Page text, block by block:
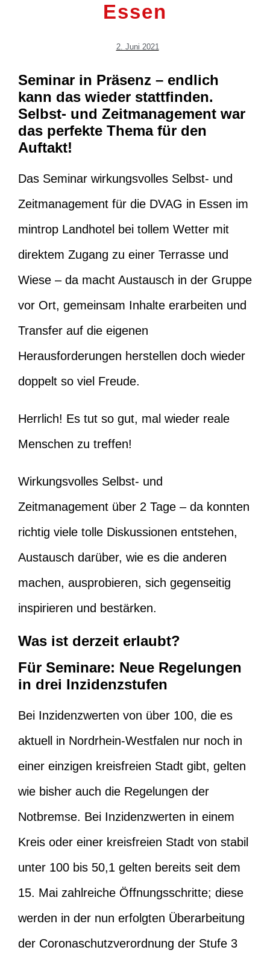
Essen
2. Juni 2021
Seminar in Präsenz – endlich
kann das wieder stattfinden.
Selbst- und Zeitmanagement war
das perfekte Thema für den
Auftakt!
Das Seminar wirkungsvolles Selbst- und
Zeitmanagement für die DVAG in Essen im
mintrop Landhotel bei tollem Wetter mit
direktem Zugang zu einer Terrasse und
Wiese – da macht Austausch in der Gruppe
vor Ort, gemeinsam Inhalte erarbeiten und
Transfer auf die eigenen
Herausforderungen herstellen doch wieder
doppelt so viel Freude.
Herrlich! Es tut so gut, mal wieder reale
Menschen zu treffen!
Wirkungsvolles Selbst- und
Zeitmanagement über 2 Tage – da konnten
richtig viele tolle Diskussionen entstehen,
Austausch darüber, wie es die anderen
machen, ausprobieren, sich gegenseitig
inspirieren und bestärken.
Was ist derzeit erlaubt?
Für Seminare: Neue Regelungen
in drei Inzidenzstufen
Bei Inzidenzwerten von über 100, die es
aktuell in Nordrhein-Westfalen nur noch in
einer einzigen kreisfreien Stadt gibt, gelten
wie bisher auch die Regelungen der
Notbremse. Bei Inzidenzwerten in einem
Kreis oder einer kreisfreien Stadt von stabil
unter 100 bis 50,1 gelten bereits seit dem
15. Mai zahlreiche Öffnungsschritte; diese
werden in der nun erfolgten Überarbeitung
der Coronaschutzverordnung der Stufe 3